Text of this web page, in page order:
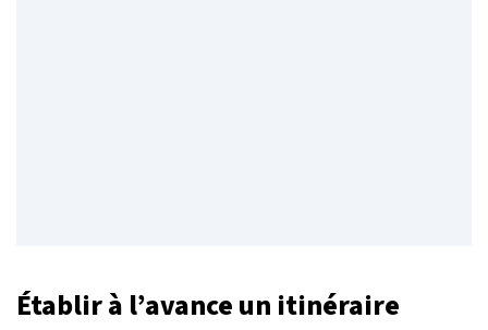
Établir à l’avance un itinéraire